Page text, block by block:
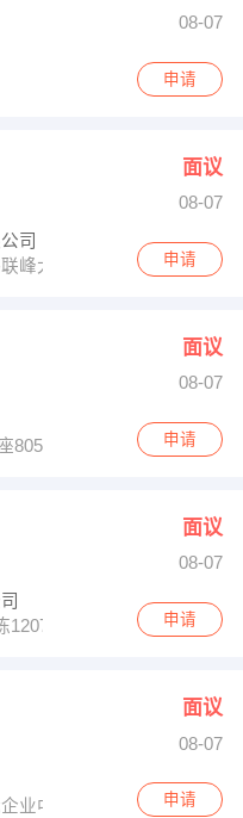
08-07
申请
面议
08-07
司
峰大厦11楼16室
申请
面议
08-07
805
申请
面议
08-07
1207
申请
面议
08-07
业中心追日楼501
申请